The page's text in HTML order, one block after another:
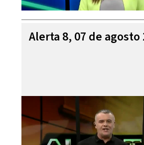
Alerta 8, 07 de agosto